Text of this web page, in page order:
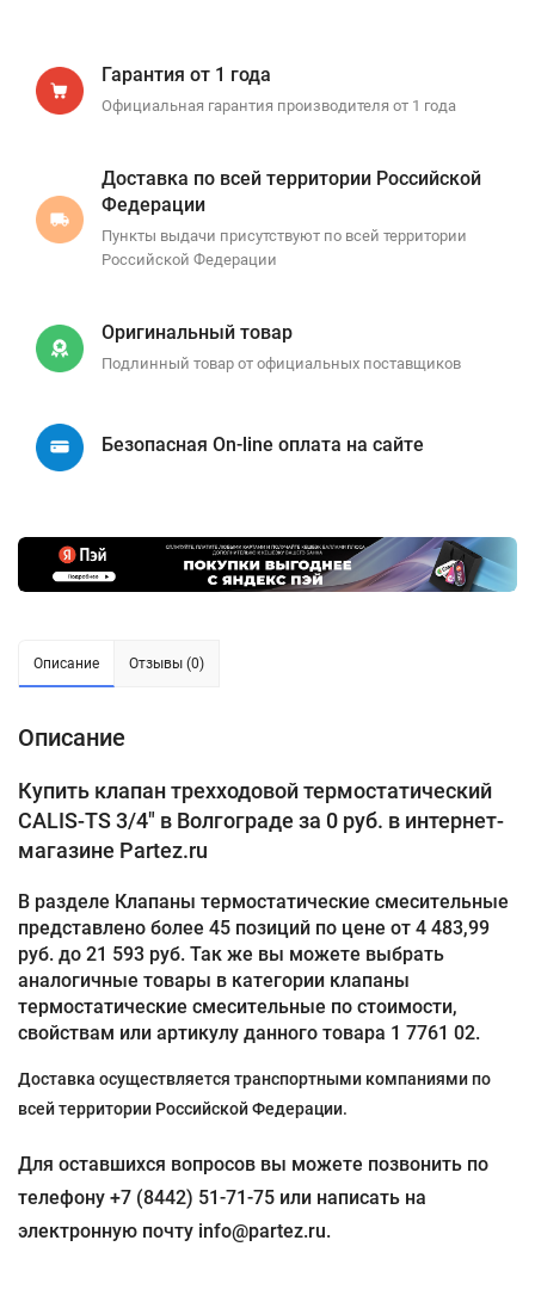
Гарантия от 1 года
Официальная гарантия производителя от 1 года
Доставка по всей территории Российской
Федерации
Пункты выдачи присутствуют по всей территории
Российской Федерации
Оригинальный товар
Подлинный товар от официальных поставщиков
Безопасная On-line оплата на сайте
Описание Отзывы (0)
Описание
Купить клапан трехходовой термостатический
CALIS-TS 3/4" в Волгограде за 0 руб. в интернет-
магазине Partez.ru
В разделе Клапаны термостатические смесительные
представлено более 45 позиций по цене от 4 483,99
руб. до 21 593 руб. Так же вы можете выбрать
аналогичные товары в категории клапаны
термостатические смесительные по стоимости,
свойствам или артикулу данного товара 1 7761 02.
Доставка осуществляется транспортными компаниями по
всей территории Российской Федерации.
Для оставшихся вопросов вы можете позвонить по
телефону +7 (8442) 51-71-75 или написать на
электронную почту info@partez.ru.